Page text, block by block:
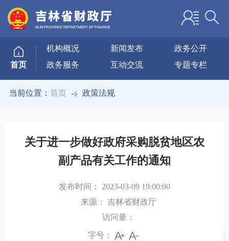
首页
机构概况 新闻发布
政务公开
政务服务
互动交流 专题专栏
当前位置：首页 政策法规
关于进一步做好政府采购脱贫地区农
副产品有关工作的通知
发布时间： 2023-03-09 19:00:00
来源：
吉林省财政厅
访问量：
字号：